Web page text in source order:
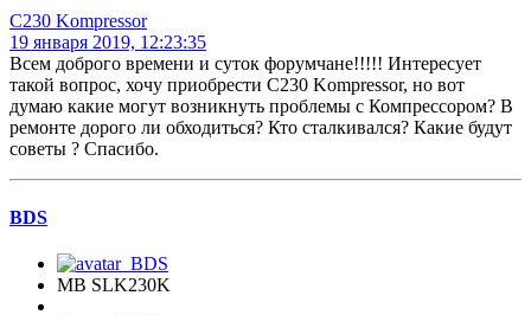
C230 Kompressor
19 января 2019, 12:23:35
Всем доброго времени и суток форумчане!!!!! Интересует
такой вопрос, хочу приобрести C230 Kompressor, но вот
думаю какие могут возникнуть проблемы с Компрессором? В
ремонте дорого ли обходиться? Кто сталкивался? Какие будут
советы ? Спасибо.
BDS
MB SLK230K